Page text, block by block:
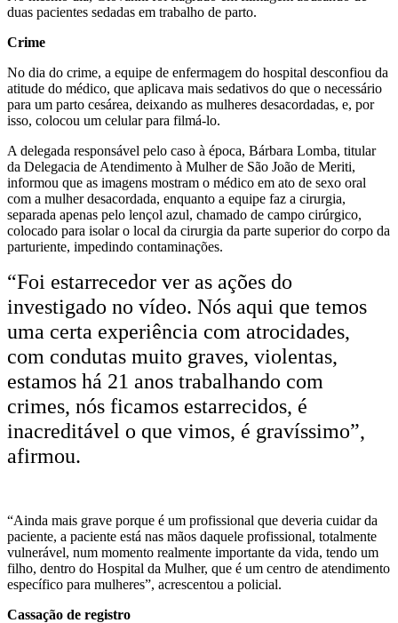
duas pacientes sedadas em trabalho de parto.
Crime
No dia do crime, a equipe de enfermagem do hospital desconfiou da
atitude do médico, que aplicava mais sedativos do que o necessário
para um parto cesárea, deixando as mulheres desacordadas, e, por
isso, colocou um celular para filmá-lo.
A delegada responsável pelo caso à época, Bárbara Lomba, titular
da Delegacia de Atendimento à Mulher de São João de Meriti,
informou que as imagens mostram o médico em ato de sexo oral
com a mulher desacordada, enquanto a equipe faz a cirurgia,
separada apenas pelo lençol azul, chamado de campo cirúrgico,
colocado para isolar o local da cirurgia da parte superior do corpo da
parturiente, impedindo contaminações.
“Foi estarrecedor ver as ações do
investigado no vídeo. Nós aqui que temos
uma certa experiência com atrocidades,
com condutas muito graves, violentas,
estamos há 21 anos trabalhando com
crimes, nós ficamos estarrecidos, é
inacreditável o que vimos, é gravíssimo”,
afirmou.
“Ainda mais grave porque é um profissional que deveria cuidar da
paciente, a paciente está nas mãos daquele profissional, totalmente
vulnerável, num momento realmente importante da vida, tendo um
filho, dentro do Hospital da Mulher, que é um centro de atendimento
específico para mulheres”, acrescentou a policial.
Cassação de registro